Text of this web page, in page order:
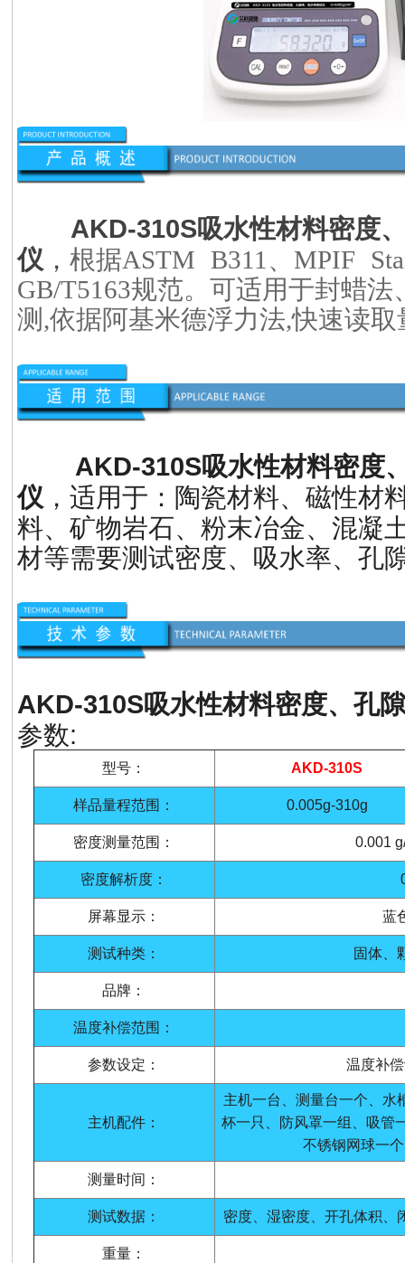
AKD-310S吸水性材料密度
仪 ， 根据ASTM B311、MPIF
GB/T5163规范。可适用于封蜡
测,依据阿基米德浮力法,快速读
AKD-310S吸水性材料密度
仪 ，适用于：陶瓷材料、磁性材
料、矿物岩石、粉末冶金、混凝
材等需要测试密度、吸水率、孔
AKD-310S吸水性材料密度、孔
参数:
型号： AKD-310S
样品量程范围： 0.005g-310g
密度测量范围： 0.001
密度解析度：
屏幕显示： 蓝
测试种类： 固体、
品牌：
温度补偿范围：
参数设定： 温度补
主机配件：
主机一台、测量台一个、水
杯一只、防风罩一组、吸管
不锈钢网球一
测量时间：
测试数据： 密度、湿密度、开孔体积、
重量：